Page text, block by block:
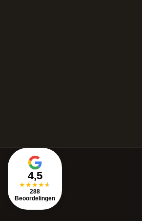
4,5
★★★★★
288
Beoordelingen